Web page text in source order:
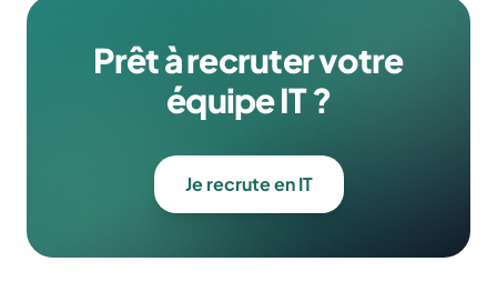
Prêt à recruter votre
équipe IT ?
Je recrute en IT